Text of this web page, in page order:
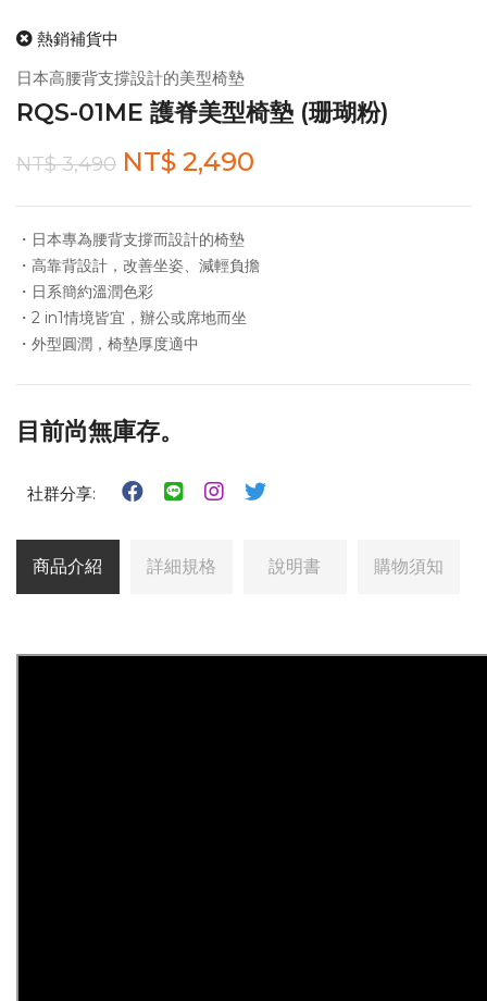
熱銷補貨中
日本高腰背支撐設計的美型椅墊
RQS-01ME 護脊美型椅墊 (珊瑚粉)
NT$ 3,490 NT$ 2,490
・日本專為腰背支撐而設計的椅墊
・高靠背設計，改善坐姿、減輕負擔
・日系簡約溫潤色彩
・2 in1情境皆宜，辦公或席地而坐
・外型圓潤，椅墊厚度適中
目前尚無庫存。
社群分享:
商品介紹 詳細規格 說明書 購物須知